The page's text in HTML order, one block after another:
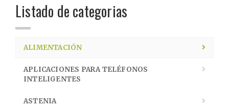
Listado de categorias
ALIMENTACIÓN
APLICACIONES PARA TELÉFONOS
INTELIGENTES
ASTENIA